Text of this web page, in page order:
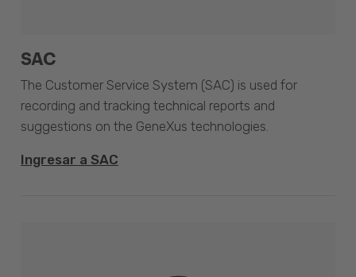
SAC
The Customer Service System (SAC) is used for
recording and tracking technical reports and
suggestions on the GeneXus technologies.
Ingresar a SAC